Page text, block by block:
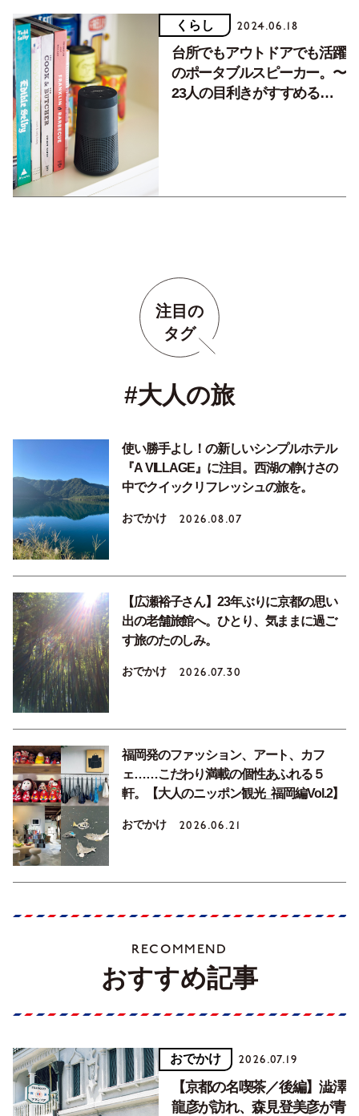
くらし 2024.06.18
台所でもアウトドアでも活躍
のポータブルスピーカー。〜
23人の目利きがすすめる
注目の
タグ
#大人の旅
使い勝手よし！の新しいシンプルホテル
『A VILLAGE』に注目。西湖の静けさの
中でクイックリフレッシュの旅を。
おでかけ 2026.08.07
【広瀬裕子さん】23年ぶりに京都の思い
出の老舗旅館へ。ひとり、気ままに過ご
す旅のたのしみ。
おでかけ 2026.07.30
福岡発のファッション、アート、カフ
ェ……こだわり満載の個性あふれる５
軒。【大人のニッポン観光_福岡編Vol.2】
おでかけ 2026.06.21
RECOMMEND
おすすめ記事
おでかけ 2026.07.19
【京都の名喫茶／後編】澁澤
龍彦が訪れ、森見登美彦が青